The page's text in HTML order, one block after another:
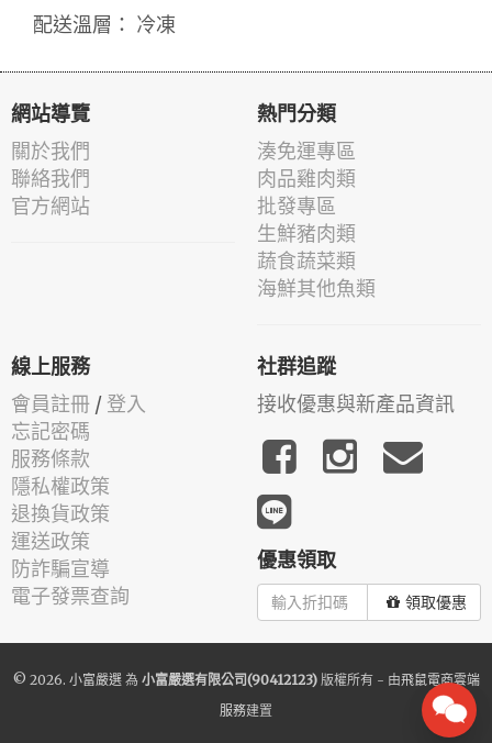
配送溫層： 冷凍
網站導覽
關於我們
聯絡我們
官方網站
熱門分類
湊免運專區
肉品雞肉類
批發專區
生鮮豬肉類
蔬食蔬菜類
海鮮其他魚類
線上服務
會員註冊 / 登入
忘記密碼
服務條款
隱私權政策
退換貨政策
運送政策
防詐騙宣導
電子發票查詢
社群追蹤
接收優惠與新產品資訊
優惠領取
領取優惠
© 2026. 小富嚴選為 小富嚴選有限公司(90412123)版權所有 - 由飛鼠電商雲端
服務建置